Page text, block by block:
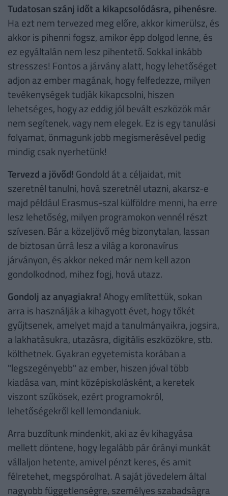
Tudatosan szánj időt a kikapcsolódásra, pihenésre.
Ha ezt nem tervezed meg előre, akkor kimerülsz, és
akkor is pihenni fogsz, amikor épp dolgod lenne, és
ez egyáltalán nem lesz pihentető. Sokkal inkább
stresszes! Fontos a járvány alatt, hogy lehetőséget
adjon az ember magának, hogy felfedezze, milyen
tevékenységek tudják kikapcsolni, hiszen
lehetséges, hogy az eddig jól bevált eszközök már
nem segítenek, vagy nem elegek. Ez is egy tanulási
folyamat, önmagunk jobb megismerésével pedig
mindig csak nyerhetünk!
Tervezd a jövőd! Gondold át a céljaidat, mit
szeretnél tanulni, hová szeretnél utazni, akarsz-e
majd például Erasmus-szal külföldre menni, ha erre
lesz lehetőség, milyen programokon vennél részt
szívesen. Bár a közeljövő még bizonytalan, lassan
de biztosan úrrá lesz a világ a koronavírus
járványon, és akkor neked már nem kell azon
gondolkodnod, mihez fogj, hová utazz.
Gondolj az anyagiakra!Ahogy említettük, sokan
arra is használják a kihagyott évet, hogy tőkét
gyűjtsenek, amelyet majd a tanulmányaikra, jogsira,
a lakhatásukra, utazásra, digitális eszközökre, stb.
költhetnek. Gyakran egyetemista korában a
"legszegényebb" az ember, hiszen jóval több
kiadása van, mint középiskolásként, a keretek
viszont szűkösek, ezért programokról,
lehetőségekről kell lemondaniuk.
Arra buzdítunk mindenkit, aki az év kihagyása
mellett döntene, hogy legalább pár órányi munkát
vállaljon hetente, amivel pénzt keres, és amit
félretehet, megspórolhat. A saját jövedelem által
nagyobb függetlenségre, személyes szabadságra